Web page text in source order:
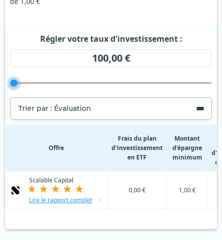
Régler votre taux d'investissement :
100,00 €
Trier par : Évaluation
Offre
Frais du plan
d'investissement
en ETF
Montant
d'épargne
minimum
Scalable Capital
Lire le rapport complet
0,00 € 1,00 €